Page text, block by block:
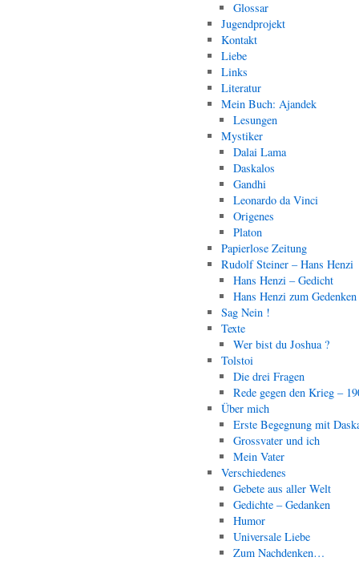
Glossar
Jugendprojekt
Kontakt
Liebe
Links
Literatur
Mein Buch: Ajandek
Lesungen
Mystiker
Dalai Lama
Daskalos
Gandhi
Leonardo da Vinci
Origenes
Platon
Papierlose Zeitung
Rudolf Steiner – Hans Henzi
Hans Henzi – Gedicht
Hans Henzi zum Gedenken
Sag Nein !
Texte
Wer bist du Joshua ?
Tolstoi
Die drei Fragen
Rede gegen den Krieg –
Über mich
Erste Begegnung mit
Grossvater und ich
Mein Vater
Verschiedenes
Gebete aus aller Welt
Gedichte – Gedanken
Humor
Universale Liebe
Zum Nachdenken…